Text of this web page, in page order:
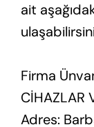
ait
Firma
CİHAZLAR
Adres: